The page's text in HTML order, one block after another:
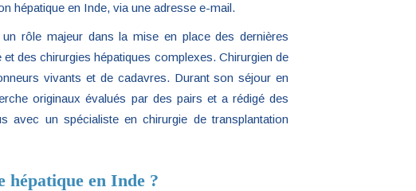
hépatique en Inde, via une adresse e-mail.
rôle majeur dans la mise en place des dernières
des chirurgies hépatiques complexes. Chirurgien de
vivants et de cadavres. Durant son séjour en
originaux évalués par des pairs et a rédigé des
avec un spécialiste en chirurgie de transplantation
en Inde ?